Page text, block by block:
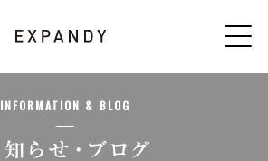
INFORMATION & BLOG